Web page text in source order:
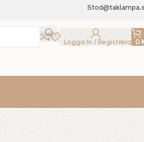
Logga In / Registrera 0